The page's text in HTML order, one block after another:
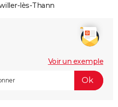
lès-Thann
Voir un exemple